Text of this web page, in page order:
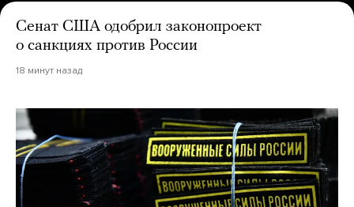
Сенат США одобрил законопроект
о санкциях против России
18 минут назад